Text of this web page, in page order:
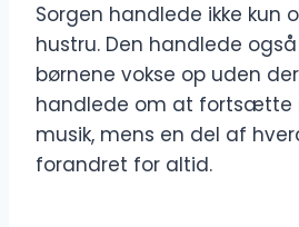
Sorgen handlede ikke kun
hustru. Den handlede
børnene vokse op uden
handlede om at fortsætte
musik, mens en del af
forandret for altid.